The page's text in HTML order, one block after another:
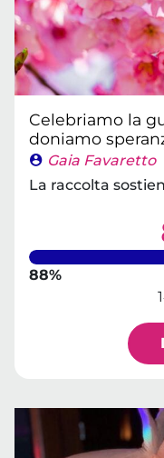
Celebriamo la
doniamo
Gaia Favaretto
La raccolta
88%